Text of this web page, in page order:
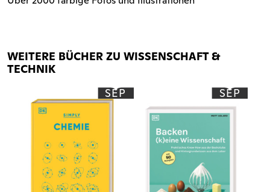
WEITERE BÜCHER ZU WISSENSCHAFT &
TECHNIK
SEP
SEP